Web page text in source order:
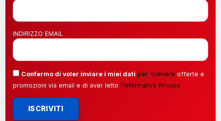
INDIRIZZO EMAIL
Confermo di voler inviare i miei dati per ricevere offerte e
promozioni via email e di aver letto l’Informativa Privacy.
ISCRIVITI